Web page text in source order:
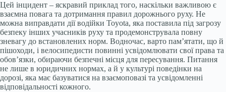
Цей інцидент – яскравий приклад того, наскільки важливою є
взаємна повага та дотримання правил дорожнього руху. Не
можна виправдати дії водійки Toyota, яка поставила під загрозу
безпеку інших учасників руху та продемонструвала повну
зневагу до встановлених норм. Водночас, варто пам’ятати, що й
пішоходи, і велосипедисти повинні усвідомлювати свої права та
обов’язки, обираючи безпечні місця для пересування. Питання
не лише в юридичних нормах, а й у культурі поведінки на
дорозі, яка має базуватися на взаємоповазі та усвідомленні
відповідальності кожного.